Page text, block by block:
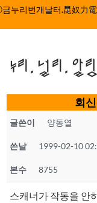
컨
뛰
기
누리.널리.알림
회
글쓴이 양동열
쓴날 1999-02-10
본수 8755
스캐너가 작동을 안